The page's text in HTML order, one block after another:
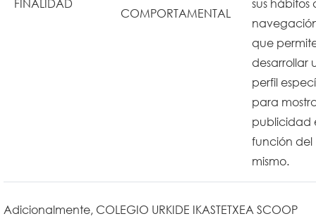
FINALIDAD
COMPORTAMENTAL
sus hábitos
que
desarrollar
perfil
para
publicidad
función del
mismo.
Adicionalmente, COLEGIO URKIDE IKASTETXEA SCOOP